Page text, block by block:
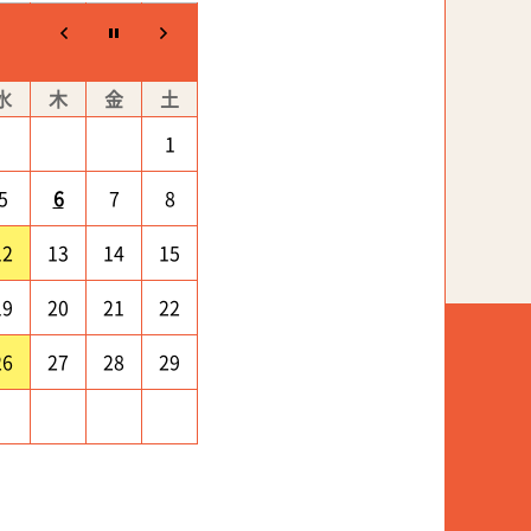
木 金
土
1
6 7
8
13 14
15
20 21
22
27 28 29